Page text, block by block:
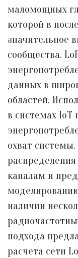
маломощных
которой в
значительное
сообщества.
данных в
областей.
в системах IoT
охват
каналам и
наличии
подхода
расчета сети